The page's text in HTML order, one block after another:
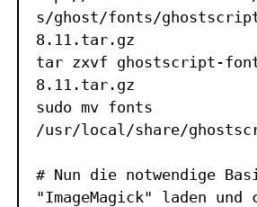
s/ghost/fonts/
8.11.tar.gz
tar zxvf ghostscript-
8.11.tar.gz
sudo mv fonts
/usr/local/share/
# Nun die notwendige
"ImageMagick" laden und